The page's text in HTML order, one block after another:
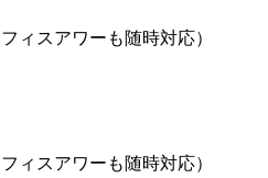
ィスアワーも随時対応）
ィスアワーも随時対応）